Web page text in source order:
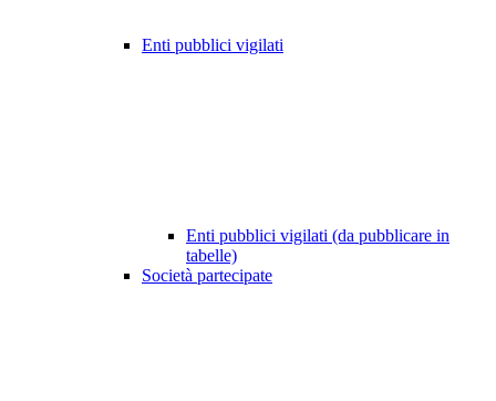
Enti pubblici vigilati
Enti pubblici vigilati (da pubblicare in
tabelle)
Società partecipate